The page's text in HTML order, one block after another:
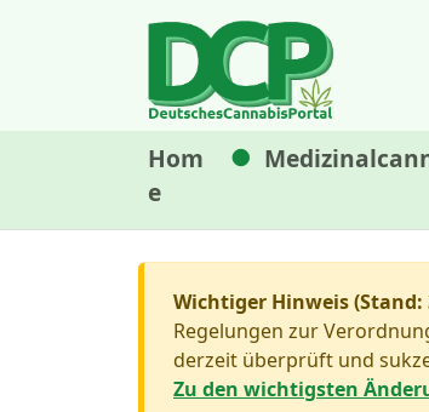
Hom
e
Wichtiger Hinweis (Stand:
Regelungen zur
derzeit überprüft und
Zu den wichtigsten